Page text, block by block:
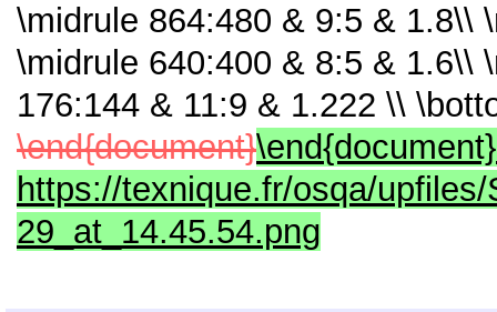
\midrule 864:480 & 9:5 & 1.8\\
\midrule 640:400 & 8:5 & 1.6\\
176:144 & 11:9 & 1.222 \\
\end{document}
https://texnique.fr/osqa/
29_at_14.45.54.png